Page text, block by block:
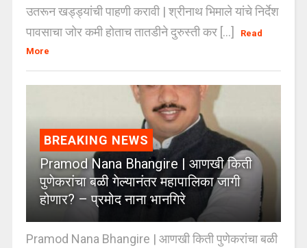
उतरून खड्ड्यांची पाहणी करावी | श्रीनाथ भिमाले यांचे निर्देश
पावसाचा जोर कमी होताच तातडीने दुरुस्ती कर [...]
Read
More
BREAKING NEWS
Pramod Nana Bhangire | आणखी किती
पुणेकरांचा बळी गेल्यानंतर महापालिका जागी
होणार? – प्रमोद नाना भानगिरे
Pramod Nana Bhangire | आणखी किती पुणेकरांचा बळी